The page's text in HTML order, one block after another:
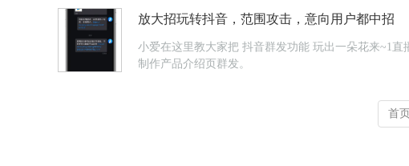
放大招玩转抖音，范围攻击，意向用户都中招
小爱在这里教大家把 抖音群发功能 玩出一朵花来~1直播公告直播公告快速群发，群发对象是浏览了你的抖音号主页的用户，系统自动抓取这些意向用户。也可以用【Light Press】
制作产品介绍页群发。
首页